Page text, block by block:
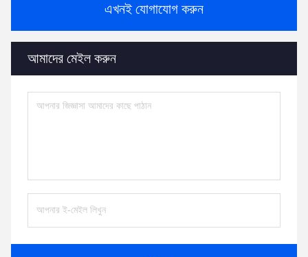
এখনই যোগাযোগ করুন
আমাদের মেইল করুন